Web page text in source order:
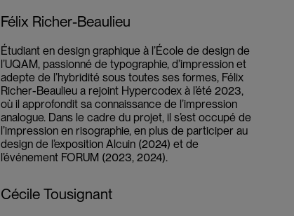
Félix Richer-Beaulieu
Étudiant en design graphique à l’École de design de
l’UQAM, passionné de typographie, d’impression et
adepte de l’hybridité sous toutes ses formes, Félix
Richer-Beaulieu a rejoint Hypercodex à l’été 2023,
où il approfondit sa connaissance de l’impression
analogue. Dans le cadre du projet, il s’est occupé de
l’impression en risographie, en plus de participer au
design de l’exposition Alcuin (2024) et de
l’événement FORUM (2023, 2024).
Cécile Tousignant